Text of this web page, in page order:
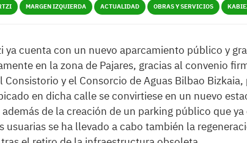
MARGEN IZQUIERDA ACTUALIDAD OBRAS Y SERVICIOS
ya cuenta con un nuevo aparcamiento público y
en la zona de Pajares, gracias al convenio
Consistorio y el Consorcio de Aguas Bilbao
en dicha calle se convirtiese en un nuevo
además de la creación de un parking público que
usuarias se ha llevado a cabo también la